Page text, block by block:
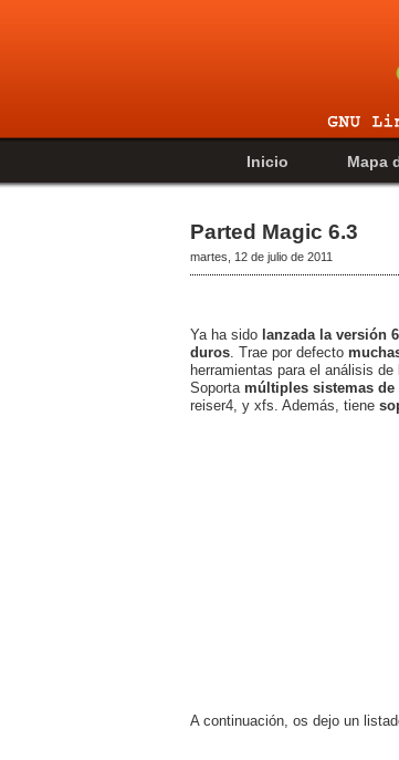
Inicio Mapa
Parted Magic 6.3
martes, 12 de julio de 2011
Ya ha sido lanzada la versión
duros . Trae por defecto
herramientas para el análisis
Soporta múltiples sistemas de
reiser4, y xfs. Además, tiene
A continuación, os dejo un